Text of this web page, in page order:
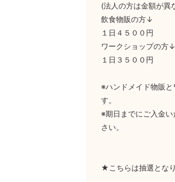
(法人の方は金額が異
飲食物販の方↓
１日４５００円
ワークショップの方↓
１日３５００円
※ハンドメイド物販
す。
※期日までにご入金
さい。
★こちらは抽選となり